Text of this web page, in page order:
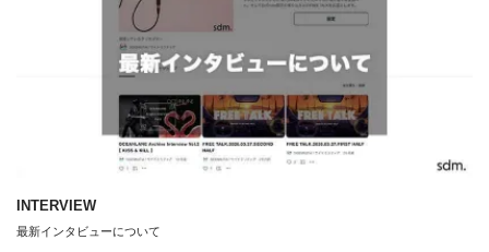
INTERVIEW
最新インタビューについて